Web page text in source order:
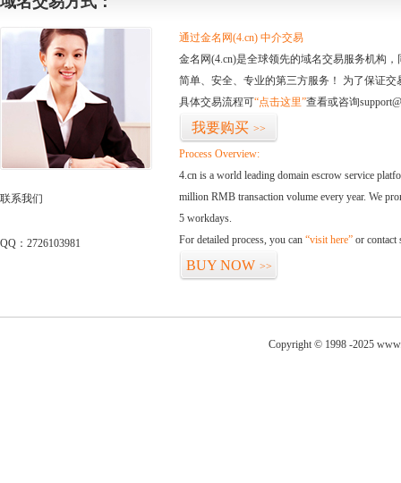
联系我们
QQ：2726103981
通过金名网(4.cn) 中介交易
金名网(4.cn)是全球领先的域名交易服务机构
简单、安全、专业的第三方服务！ 为了保证
具体交易流程可“点击这里”查看或咨询
我要购买 >>
Process Overview:
4.cn is a world leading domain escrow service
million RMB transaction volume every year. We
5 workdays.
For detailed process, you can “visit here” or contact
BUY NOW >>
Copyright © 1998 -2025